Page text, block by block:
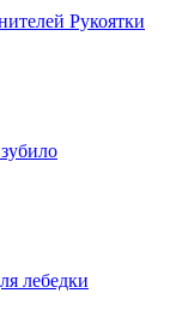
Рукоятки
лебедки